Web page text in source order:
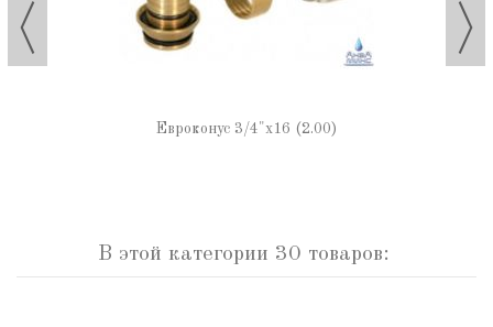
Евроконус 3/4"х16 (2.00)
В этой категории 30 товаров: